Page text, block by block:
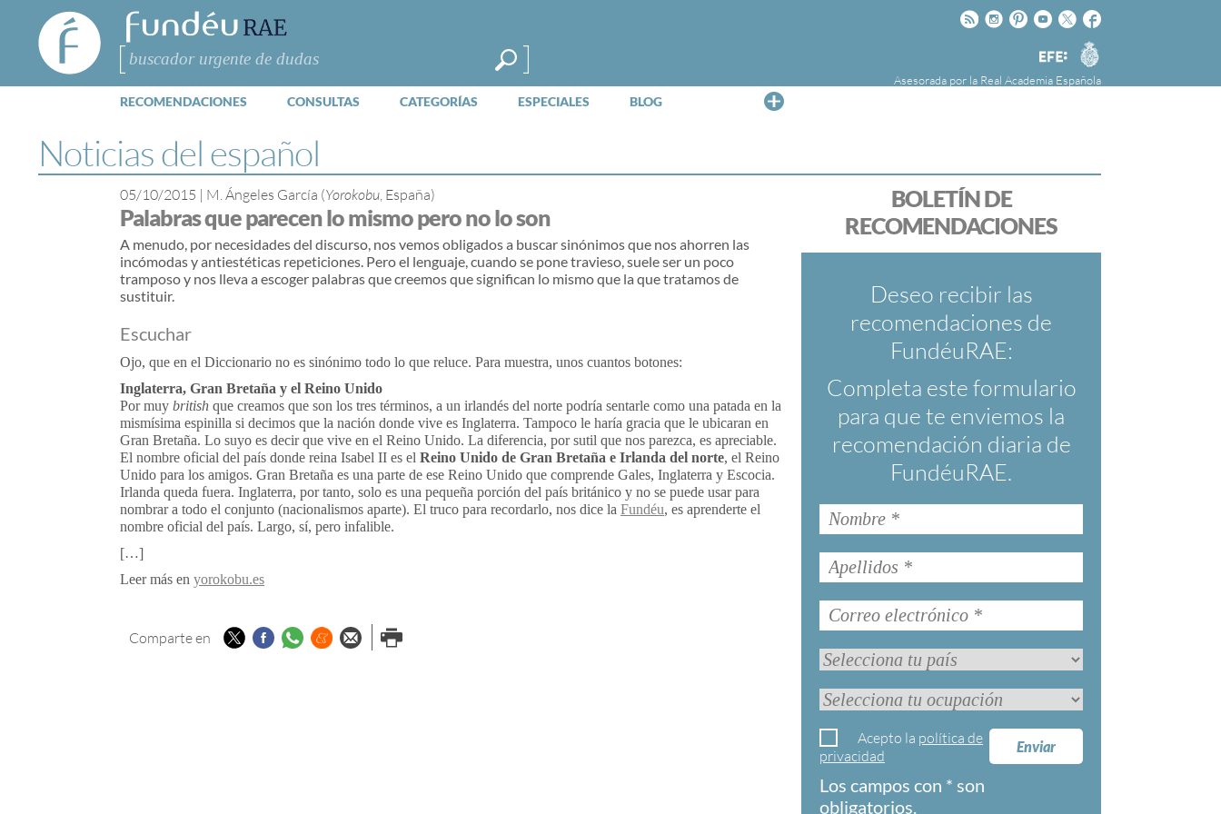
FundéuRAE
- Fundación
del Español
Urgente
Buscar
Facebook
Twitter
Youtube
Pinteres
Instagram
Rss
Agencia
EFE
Asesorada por la Real Academia Española
RECOMENDACIONES CONSULTAS CATEGORÍAS ESPECIALES BLOG
la Agencia Efe y la Real Academia Española,
cuyo objetivo es colaborar con el buen uso del
español en los medios de comunicación y en
Internet.
Noticias del español
BOLETÍN DE
RECOMENDACIONES
Deseo recibir las
recomendaciones de
FundéuRAE:
Completa este formulario
para que te enviemos la
recomendación diaria de
FundéuRAE.
Enviar
Acepto la política de
privacidad
Los campos con * son
obligatorios.
05/10/2015 | M. Ángeles García (Yorokobu, España)
Palabras que parecen lo mismo pero no lo son
A menudo, por necesidades del discurso, nos vemos obligados a buscar sinónimos que nos ahorren las
incómodas y antiestéticas repeticiones. Pero el lenguaje, cuando se pone travieso, suele ser un poco
tramposo y nos lleva a escoger palabras que creemos que significan lo mismo que la que tratamos de
sustituir.
Escuchar
Ojo, que en el Diccionario no es sinónimo todo lo que reluce. Para muestra, unos cuantos botones:
Inglaterra, Gran Bretaña y el Reino Unido
Por muy british que creamos que son los tres términos, a un irlandés del norte podría sentarle como una patada en la
mismísima espinilla si decimos que la nación donde vive es Inglaterra. Tampoco le haría gracia que le ubicaran en
Gran Bretaña. Lo suyo es decir que vive en el Reino Unido. La diferencia, por sutil que nos parezca, es apreciable.
El nombre oficial del país donde reina Isabel II es el Reino Unido de Gran Bretaña e Irlanda del norte, el Reino
Unido para los amigos. Gran Bretaña es una parte de ese Reino Unido que comprende Gales, Inglaterra y Escocia.
Irlanda queda fuera. Inglaterra, por tanto, solo es una pequeña porción del país británico y no se puede usar para
nombrar a todo el conjunto (nacionalismos aparte). El truco para recordarlo, nos dice la Fundéu, es aprenderte el
nombre oficial del país. Largo, sí, pero infalible.
[…]
Leer más en yorokobu.es
Comparte en TwitterFacebook
Whatsapp
Menéame
Enviar porImprimir